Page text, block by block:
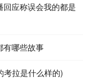
应称误会我的都是
有哪些故事
考拉是什么样的)